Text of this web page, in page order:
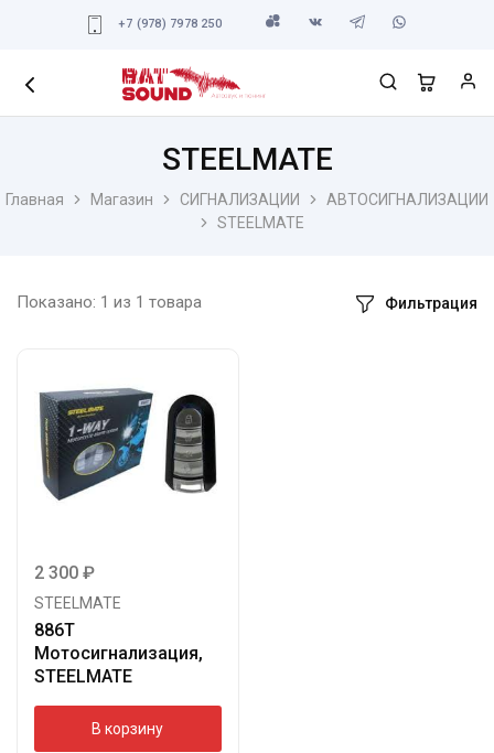
+7 (978) 7978 250
Главная Магазин СИГНАЛИЗАЦИИ
АВТОСИГНАЛИЗАЦИИ
STEELMATE
STEELMATE
Показано: 1 из 1 товара Фильтрация
2 300 ₽
STEELMATE
886T
Мотосигнализация,
STEELMATE
В корзину